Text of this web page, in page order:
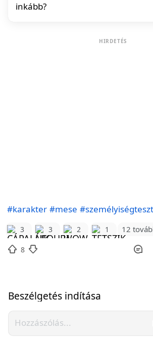
inkább?
HIRDETÉS
#karakter #mese #személyiségteszt
3 3 2 1 12
8
Beszélgetés indítása